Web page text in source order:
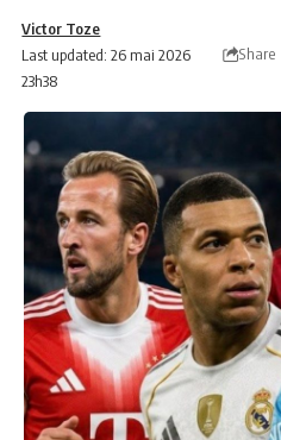
Last updated: 26 mai 2026
23h38
Victor Toze
Share